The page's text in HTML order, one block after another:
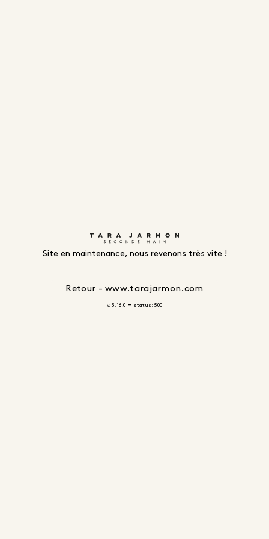
Site en maintenance, nous revenons très vite !
Retour - www.tarajarmon.com
v. 3.16.0 - status: 500